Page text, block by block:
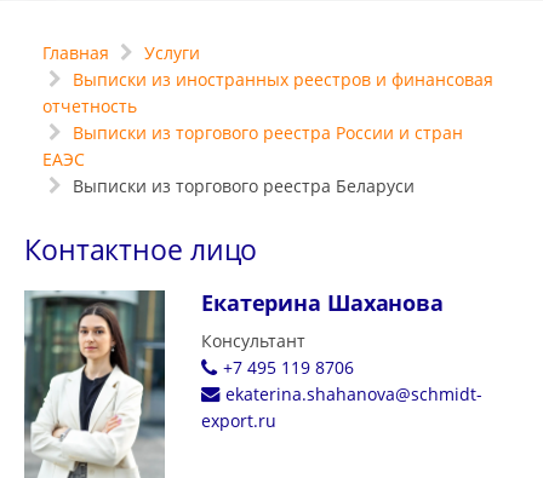
Главная
Услуги
Выписки из иностранных реестров и финансовая
отчетность
Выписки из торгового реестра России и стран
ЕАЭС
Выписки из торгового реестра Беларуси
Контактное лицо
Екатерина Шаханова
Консультант
+7 495 119 8706
ekaterina.shahanova@schmidt-
export.ru